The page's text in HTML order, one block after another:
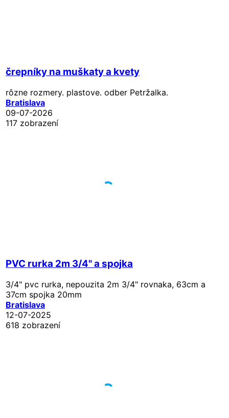
črepníky na muškaty a kvety
rôzne rozmery. plastove. odber Petržalka.
Bratislava
09-07-2026
117 zobrazení
PVC rurka 2m 3/4" a spojka
3/4" pvc rurka, nepouzita 2m 3/4" rovnaka, 63cm a
37cm spojka 20mm
Bratislava
12-07-2025
618 zobrazení